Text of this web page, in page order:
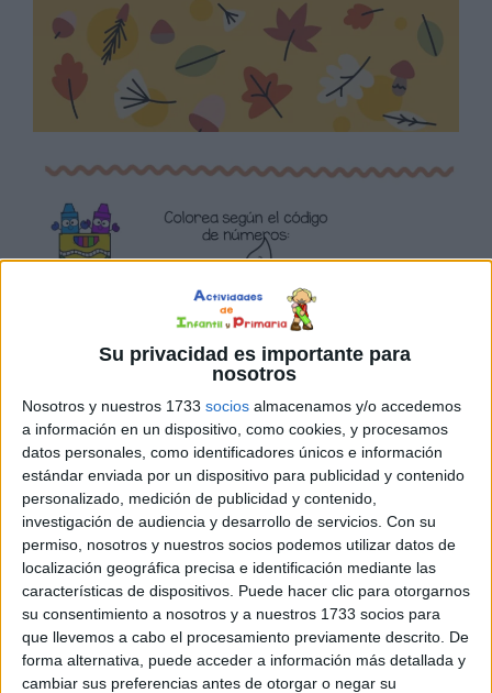
Su privacidad es importante para
nosotros
Nosotros y nuestros 1733 socios almacenamos y/o accedemos
a información en un dispositivo, como cookies, y procesamos
datos personales, como identificadores únicos e información
estándar enviada por un dispositivo para publicidad y contenido
personalizado, medición de publicidad y contenido,
investigación de audiencia y desarrollo de servicios. Con su
permiso, nosotros y nuestros socios podemos utilizar datos de
localización geográfica precisa e identificación mediante las
características de dispositivos. Puede hacer clic para otorgarnos
su consentimiento a nosotros y a nuestros 1733 socios para
que llevemos a cabo el procesamiento previamente descrito. De
forma alternativa, puede acceder a información más detallada y
cambiar sus preferencias antes de otorgar o negar su